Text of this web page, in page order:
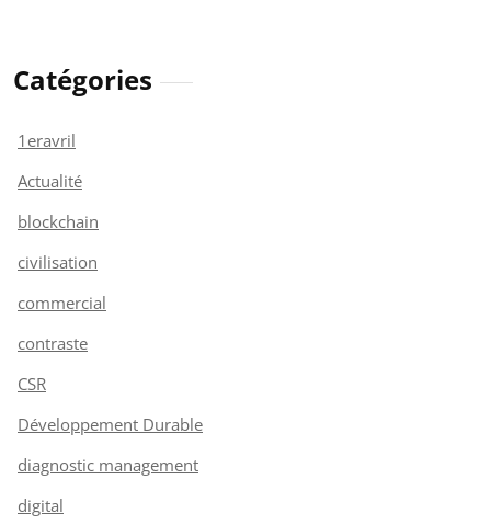
Catégories
1eravril
Actualité
blockchain
civilisation
commercial
contraste
CSR
Développement Durable
diagnostic management
digital